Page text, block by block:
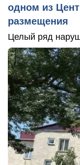
одном из
размещения
Целый ряд